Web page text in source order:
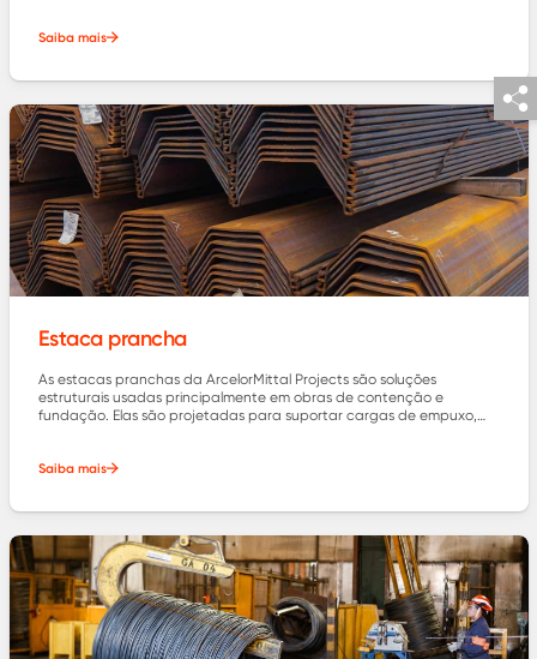
Saiba mais
Estaca prancha​
As estacas pranchas da ArcelorMittal Projects são soluções
estruturais usadas principalmente em obras de contenção e
fundação. Elas são projetadas para suportar cargas de empuxo,
Saiba mais